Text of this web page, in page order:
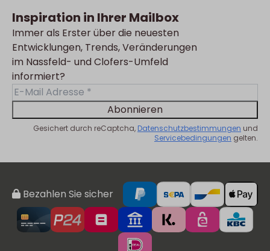
Inspiration in Ihrer Mailbox
Immer als Erster über die neuesten
Entwicklungen, Trends, Veränderungen
im Nassfeld- und Clofers-Umfeld
informiert?
Abonnieren
Gesichert durch reCaptcha, Datenschutzbestimmungen und
Servicebedingungen gelten.
Bezahlen Sie sicher